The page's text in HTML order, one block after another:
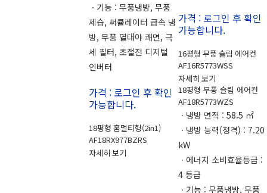
ㆍ기능 : 무풍냉방, 무풍
제습, 써큘레이터 급속 냉
방, 무풍 열대야 쾌면, 극
세 필터, 초절전 디지털
인버터
가격 : 로그인 후 확인
가능합니다.
18평형 홈멀티헝(2in1)
AF18RX977BZRS
자세히 보기
가격 : 로그인 후 확인
가능합니다.
16평형 무풍 슬림 에어컨
AF16R5773WSS
자세히 보기
18평형 무풍 슬림 에어컨
AF18R5773WZS
ㆍ냉방 면적 : 58.5 ㎡
ㆍ냉방 능력(정격) : 7.20
kW
ㆍ에너지 소비효율등급 :
4 등급
ㆍ기능 : 무풍냉방, 무풍